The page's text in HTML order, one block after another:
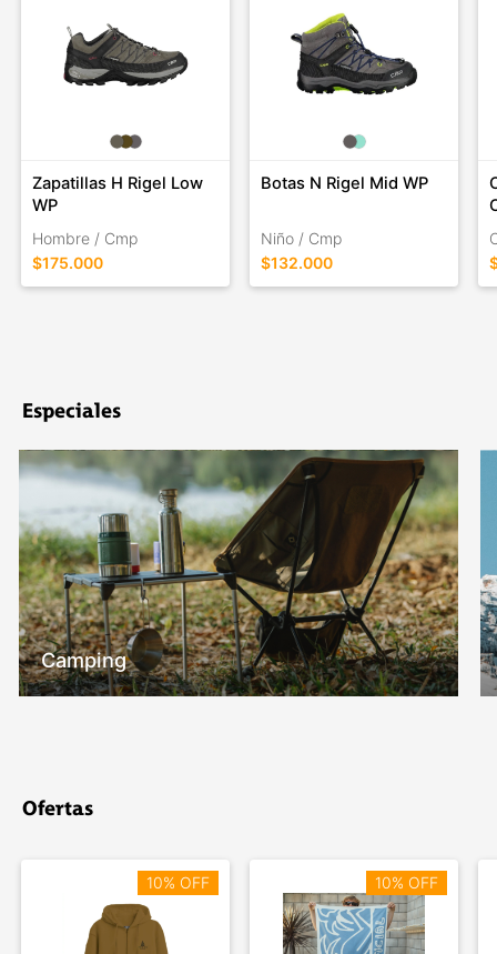
Zapatillas H Rigel Low
WP
Hombre / Cmp
$175.000
Botas N Rigel Mid WP
Niño / Cmp
$132.000
Especiales
Camping
Ofertas
10% OFF 10% OFF